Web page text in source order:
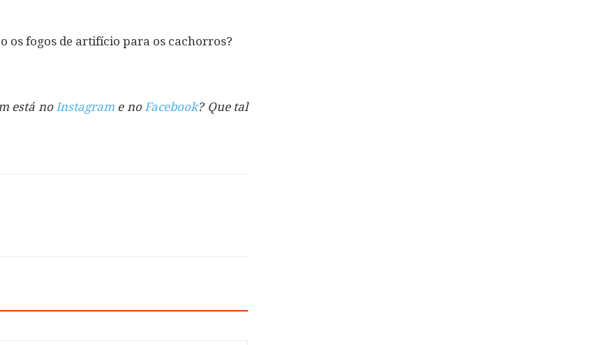
os fogos de artifício para os cachorros?
está noInstagram e noFacebook? Que tal